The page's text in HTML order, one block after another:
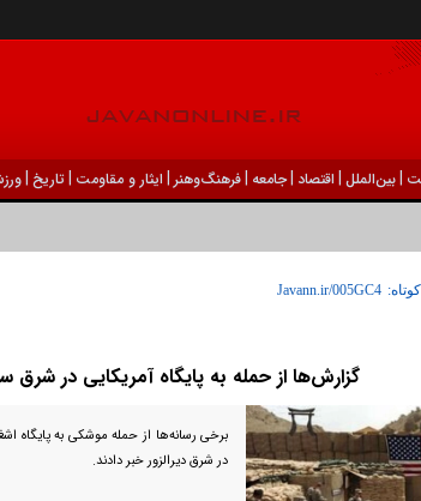
|بين‌الملل | اقتصاد |جامعه |فرهنگ‌و‌هنر | ایثار و مقاومت |تاریخ |
گزارش‌ها از حمله به پایگاه آمریکایی در شرق
برخی رسانه‌ها از حمله موشکی به پایگاه
در شرق دیرالزور خبر دادند.